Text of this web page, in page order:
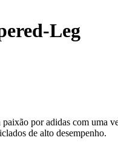
Leg
por adidas com uma
de alto desempenho.